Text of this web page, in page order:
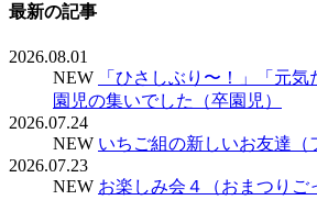
最新の記事
2026.08.01
NEW
「ひさしぶり〜！」「元
園児の集いでした（卒園児）
2026.07.24
NEW いちご組の新しいお友達（
2026.07.23
NEW お楽しみ会４（おまつりご